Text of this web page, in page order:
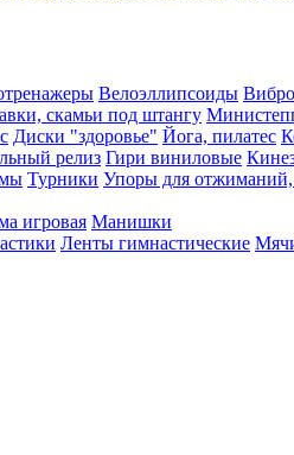
Велоэллипсоиды
скамьи под штангу
Диски "здоровье" Йога, пилатес
релиз Гири виниловые
Турники Упоры для отжиманий,
игровая Манишки
Ленты гимнастические